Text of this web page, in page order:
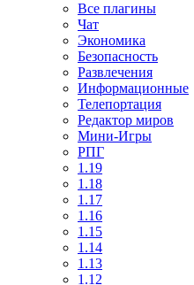
Все плагины
Чат
Экономика
Безопасность
Развлечения
Информационные
Телепортация
Редактор миров
Мини-Игры
РПГ
1.19
1.18
1.17
1.16
1.15
1.14
1.13
1.12